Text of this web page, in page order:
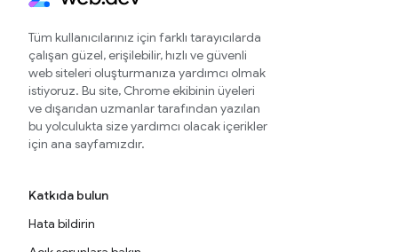
Tüm kullanıcılarınız için farklı tarayıcılarda
çalışan güzel, erişilebilir, hızlı ve güvenli
web siteleri oluşturmanıza yardımcı olmak
istiyoruz. Bu site, Chrome ekibinin üyeleri
ve dışarıdan uzmanlar tarafından yazılan
bu yolculukta size yardımcı olacak içerikler
için ana sayfamızdır.
Katkıda bulun
Hata bildirin